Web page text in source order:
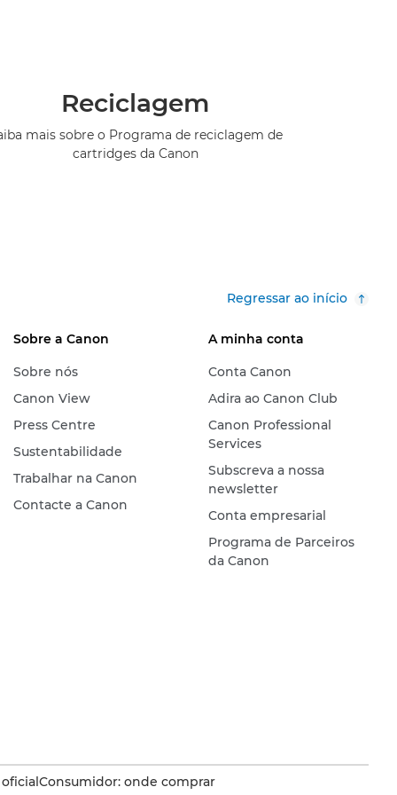
Reciclagem
mais sobre o Programa de reciclagem de
cartridges da Canon
Regressar ao início
Sobre a Canon
Sobre nós
Canon View
Press Centre
Sustentabilidade
Trabalhar na Canon
Contacte a Canon
A minha conta
Conta Canon
Adira ao Canon Club
Canon Professional
Services
Subscreva a nossa
newsletter
Conta empresarial
Programa de Parceiros
da Canon
Consumidor: onde comprar